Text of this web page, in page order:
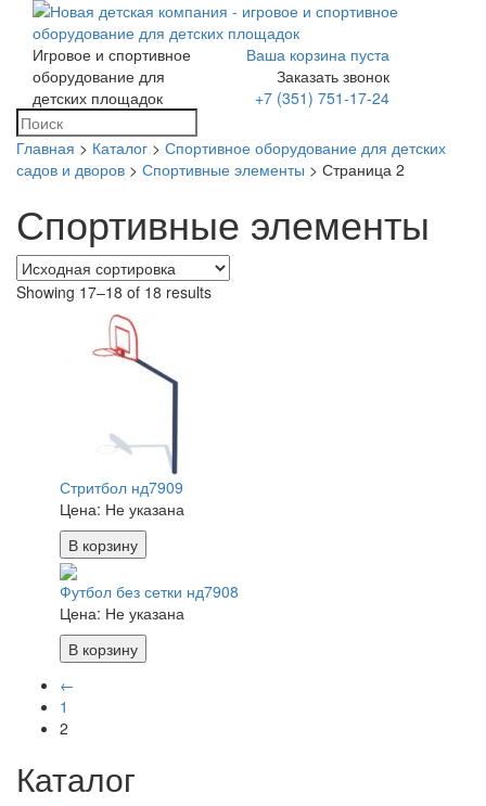
Игровое и спортивное
оборудование для
детских площадок
Ваша корзина пуста
Заказать звонок
+7 (351) 751-17-24
Главная > Каталог > Спортивное оборудование для детских
садов и дворов > Спортивные элементы > Страница 2
Спортивные элементы
Showing 17–18 of 18 results
Стритбол нд7909
Цена: Не указана
В корзину
Футбол без сетки нд7908
Цена: Не указана
В корзину
←
1
2
Каталог